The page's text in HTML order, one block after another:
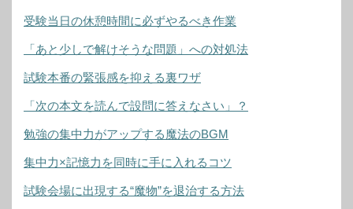
受験当日の休憩時間に必ずやるべき作業
「あと少しで解けそうな問題」への対処法
試験本番の緊張感を抑える裏ワザ
「次の本文を読んで設問に答えなさい」？
勉強の集中力がアップする魔法のBGM
集中力×記憶力を同時に手に入れるコツ
試験会場に出現する“魔物”を退治する方法